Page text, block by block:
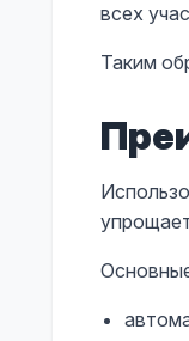
всех
Таким